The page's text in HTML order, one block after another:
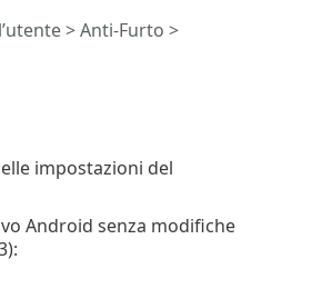
>Anti-Furto >
impostazioni del
Android senza modifiche